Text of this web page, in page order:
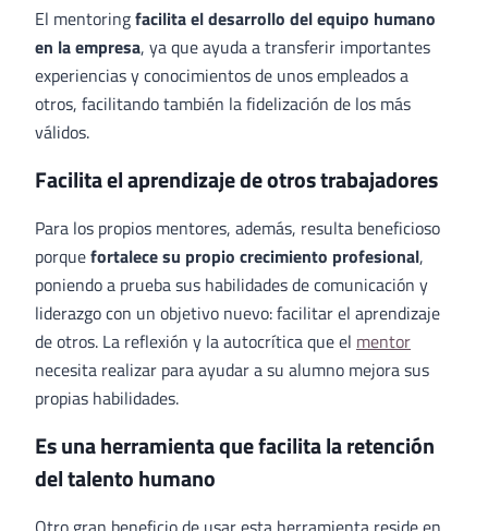
El mentoringfacilita el desarrollo del equipo humano
en la empresa, ya que ayuda a transferir importantes
experiencias y conocimientos de unos empleados a
otros, facilitando también la fidelización de los más
válidos.
Facilita el aprendizaje de otros trabajadores
Para los propios mentores, además, resulta beneficioso
porquefortalece su propio crecimiento profesional,
poniendo a prueba sus habilidades de comunicación y
liderazgo con un objetivo nuevo: facilitar el aprendizaje
de otros. La reflexión y la autocrítica que el mentor
necesita realizar para ayudar a su alumno mejora sus
propias habilidades.
Es una herramienta que facilita la retención
del talento humano